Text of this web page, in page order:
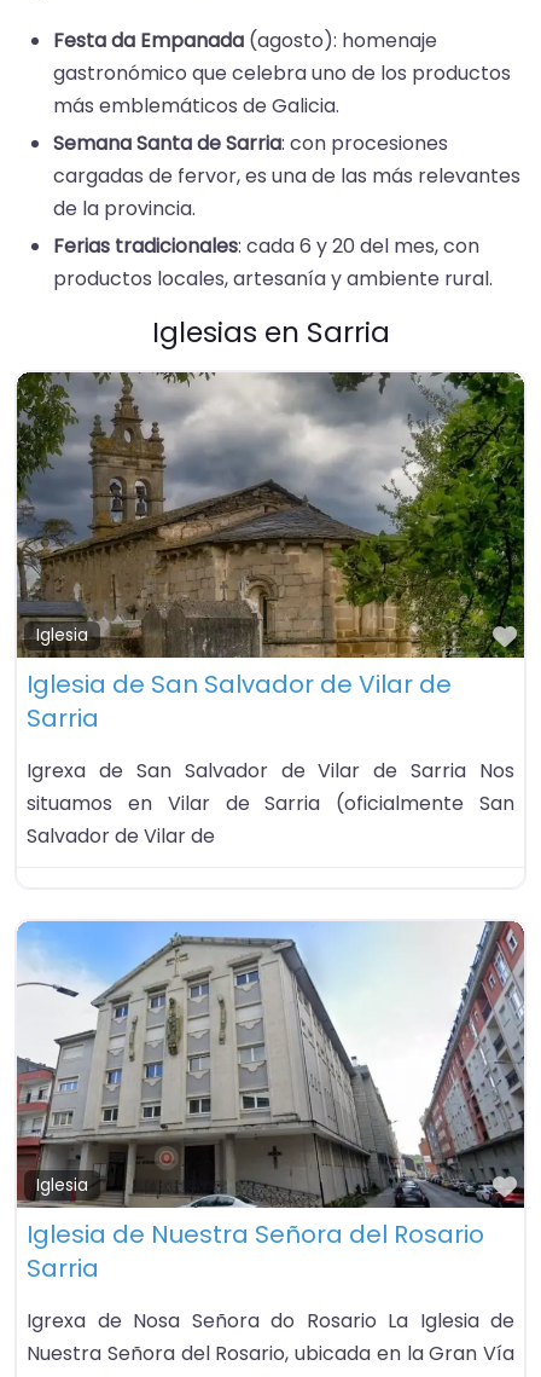
Festa da Empanada (agosto): homenaje
gastronómico que celebra uno de los productos
más emblemáticos de Galicia.
Semana Santa de Sarria: con procesiones
cargadas de fervor, es una de las más relevantes
de la provincia.
Ferias tradicionales: cada 6 y 20 del mes, con
productos locales, artesanía y ambiente rural.
Iglesias en Sarria
Iglesia
Iglesia de San Salvador de Vilar de
Sarria
Igrexa de San Salvador de Vilar de Sarria Nos
situamos en Vilar de Sarria (oficialmente San
Salvador de Vilar de
Iglesia
Iglesia de Nuestra Señora del Rosario
Sarria
Igrexa de Nosa Señora do Rosario La Iglesia de
Nuestra Señora del Rosario, ubicada en la Gran Vía